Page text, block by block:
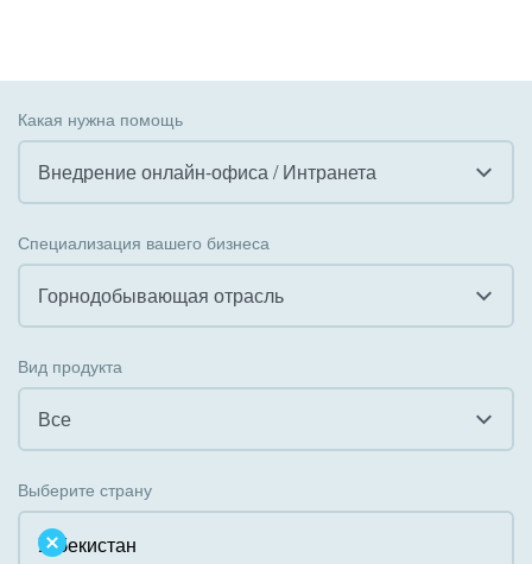
Какая нужна помощь
Внедрение онлайн-офиса / Интранета
Внедрение КЭДО
Интеграция с 1С
Внедрение Бизнес-процессов
Системное администрирование
Специализация вашего бизнеса
Горнодобывающая отрасль
Государственные организации
Коммунальные услуги, ЖКХ
Вид продукта
Все
Облачный Битрикс24
Выберите страну